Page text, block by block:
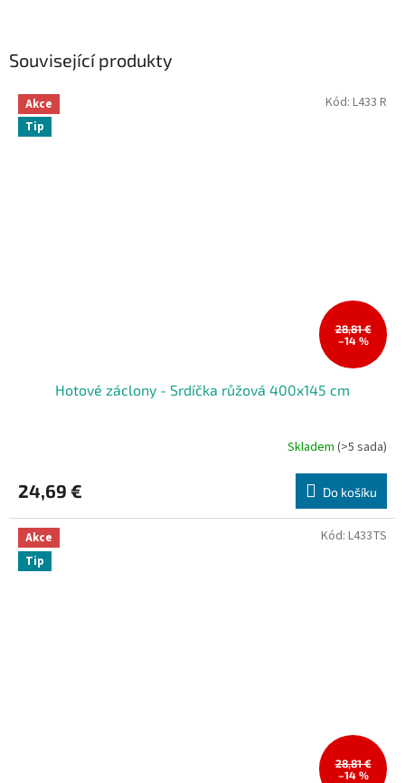
Související produkty
Akce
Tip
28,81 €
–14 %
Hotové záclony - Srdíčka růžová 400x145 cm
Skladem (>5 sada)
24,69 € Do košíku
Kód: L433 R
Akce
Tip
28,81 €
–14 %
Kód: L433TS